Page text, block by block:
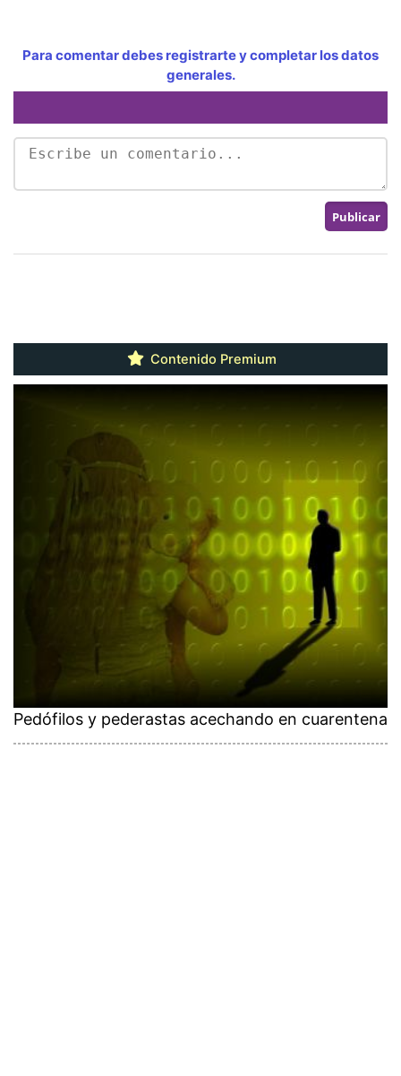
Para comentar debes registrarte y completar los datos
generales.
Contenido Premium
Pedófilos y pederastas acechando en cuarentena